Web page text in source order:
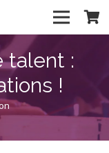
talent :
!